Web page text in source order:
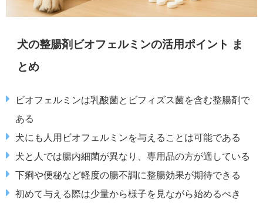
犬の整腸剤ビオフェルミンの活用ポイント ま
とめ
ビオフェルミンは乳酸菌とビフィズス菌を含む整腸剤で
ある
犬にも人用ビオフェルミンを与えることは可能である
犬と人では腸内細菌が異なり、専用品の方が適している
下痢や便秘など軽度の腸不調に整腸効果が期待できる
初めて与える際は少量から様子を見ながら始めるべき